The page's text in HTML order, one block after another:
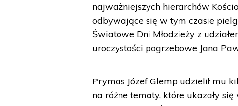
najważniejszych hierarchów
odbywające się w tym czasie
Światowe Dni Młodzieży z
uroczystości pogrzebowe Jana
Prymas Józef Glemp udzielił mu
na różne tematy, które ukazały